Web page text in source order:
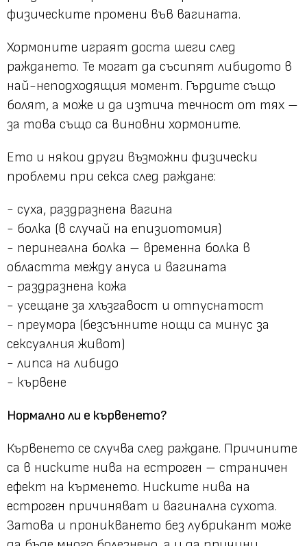
физическите промени във вагината.
Хормоните играят доста шеги след
раждането. Те могат да съсипят либидото в
най-неподходящия момент. Гърдите също
болят, а може и да изтича течност от тях –
за това също са виновни хормоните.
Ето и някои други възможни физически
проблеми при секса след раждане:
- суха, раздразнена вагина
- болка (в случай на епизиотомия)
- перинеална болка – временна болка в
областта между ануса и вагината
- раздразнена кожа
- усещане за хлъзгавост и отпуснатост
- преумора (безсънните нощи са минус за
сексуалния живот)
- липса на либидо
- кървене
Нормално ли е кървенето?
Кървенето се случва след раждане. Причините
са в ниските нива на естроген – страничен
ефект на кърменето. Ниските нива на
естроген причиняват и вагинална сухота.
Затова и проникването без лубрикант може